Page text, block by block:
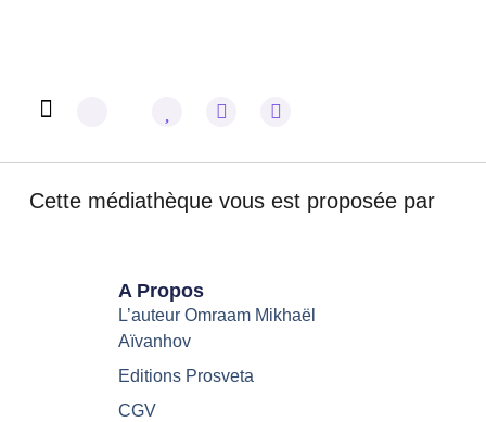
Cette médiathèque vous est proposée par
A Propos
L’auteur Omraam Mikhaël
Aïvanhov
Editions Prosveta
CGV